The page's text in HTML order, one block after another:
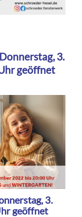
3.
geöffnet
3.
geöffnet